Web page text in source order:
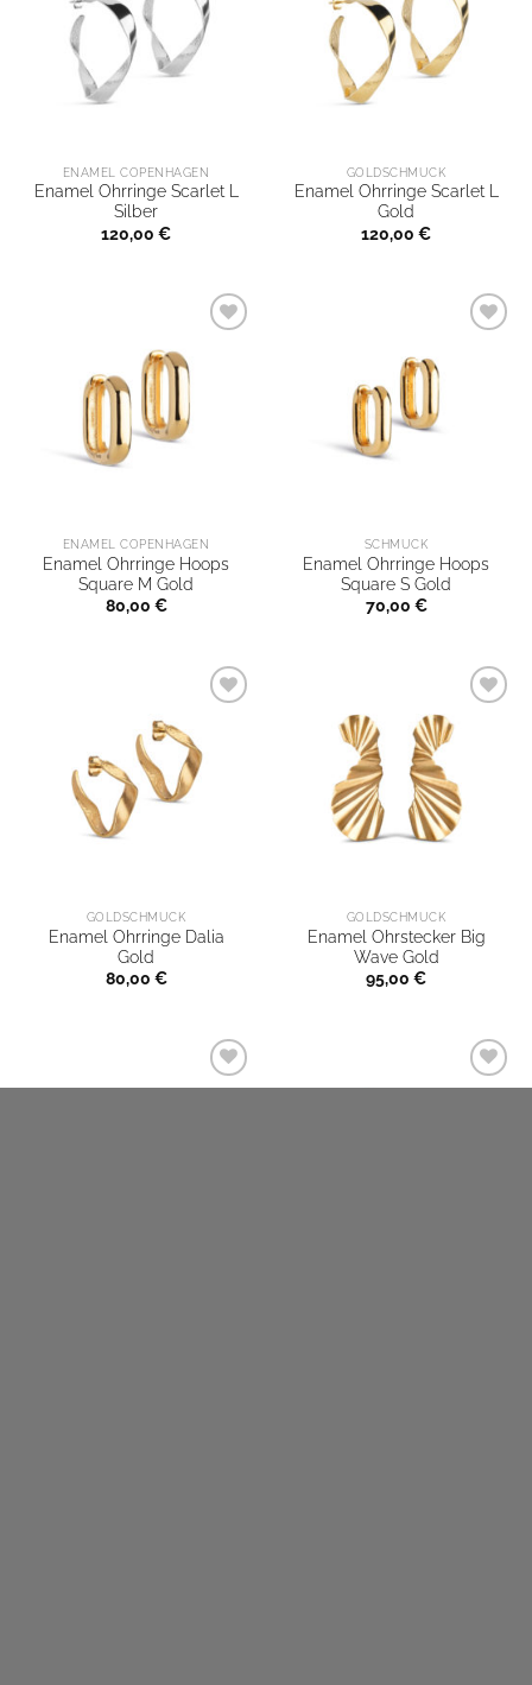
ENAMEL COPENHAGEN
Enamel Ohrringe Scarlet L
Silber
120,00 €
GOLDSCHMUCK
Enamel Ohrringe Scarlet L
Gold
120,00 €
ENAMEL COPENHAGEN
Enamel Ohrringe Hoops
Square M Gold
80,00 €
SCHMUCK
Enamel Ohrringe Hoops
Square S Gold
70,00 €
GOLDSCHMUCK
Enamel Ohrringe Dalia
Gold
80,00 €
GOLDSCHMUCK
Enamel Ohrstecker Big
Wave Gold
95,00 €